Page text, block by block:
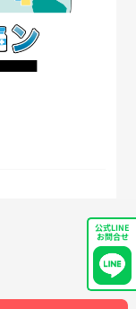
公式LINE
お問合せ